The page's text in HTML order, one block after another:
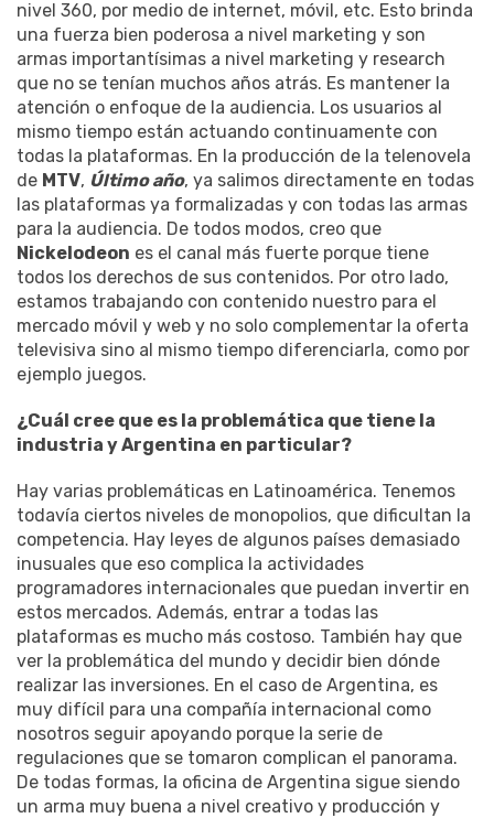
nivel 360, por medio de internet, móvil, etc. Esto brinda
una fuerza bien poderosa a nivel marketing y son
armas importantísimas a nivel marketing y research
que no se tenían muchos años atrás. Es mantener la
atención o enfoque de la audiencia. Los usuarios al
mismo tiempo están actuando continuamente con
todas la plataformas. En la producción de la telenovela
de MTV, Último año, ya salimos directamente en todas
las plataformas ya formalizadas y con todas las armas
para la audiencia. De todos modos, creo que
Nickelodeon es el canal más fuerte porque tiene
todos los derechos de sus contenidos. Por otro lado,
estamos trabajando con contenido nuestro para el
mercado móvil y web y no solo complementar la oferta
televisiva sino al mismo tiempo diferenciarla, como por
ejemplo juegos.
¿Cuál cree que es la problemática que tiene la
industria y Argentina en particular?
Hay varias problemáticas en Latinoamérica. Tenemos
todavía ciertos niveles de monopolios, que dificultan la
competencia. Hay leyes de algunos países demasiado
inusuales que eso complica la actividades
programadores internacionales que puedan invertir en
estos mercados. Además, entrar a todas las
plataformas es mucho más costoso. También hay que
ver la problemática del mundo y decidir bien dónde
realizar las inversiones. En el caso de Argentina, es
muy difícil para una compañía internacional como
nosotros seguir apoyando porque la serie de
regulaciones que se tomaron complican el panorama.
De todas formas, la oficina de Argentina sigue siendo
un arma muy buena a nivel creativo y producción y